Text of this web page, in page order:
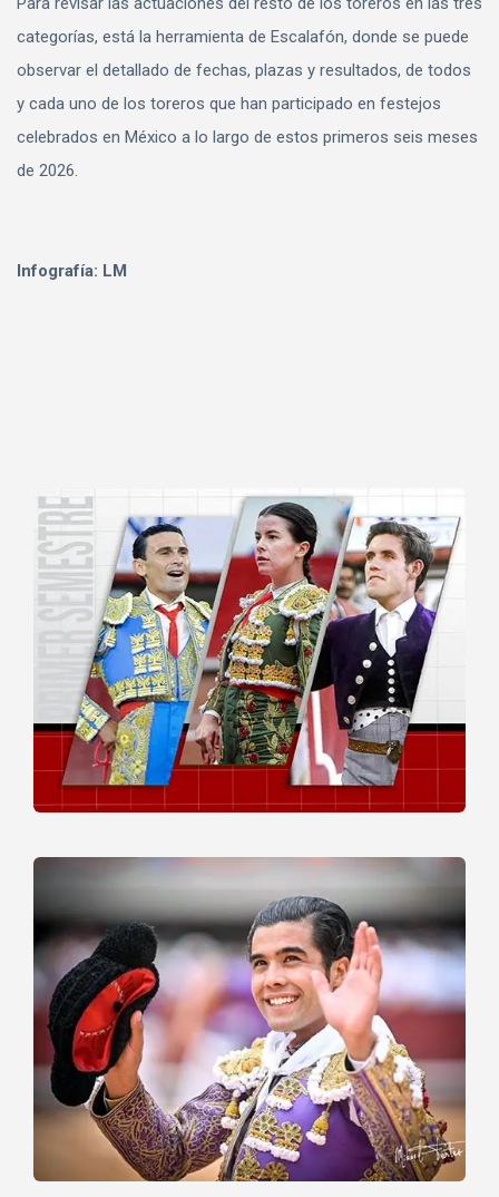
categorías, está la herramienta de Escalafón, donde se puede
observar el detallado de fechas, plazas y resultados, de todos
y cada uno de los toreros que han participado en festejos
celebrados en México a lo largo de estos primeros seis meses
de 2026.
Infografía: LM